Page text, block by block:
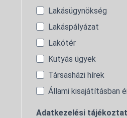
Lakásügynökség
Lakáspályázat
Lakótér
Kutyás ügyek
Társasházi hírek
Állami kisajátításban
Adatkezelési